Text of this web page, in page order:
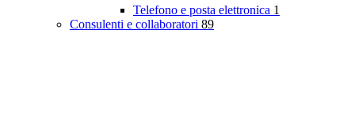
Telefono e posta elettronica 1
Consulenti e collaboratori 89